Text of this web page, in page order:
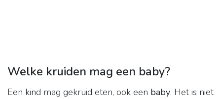
Welke kruiden mag een baby?
Een kind mag gekruid eten, ook een baby. Het is niet